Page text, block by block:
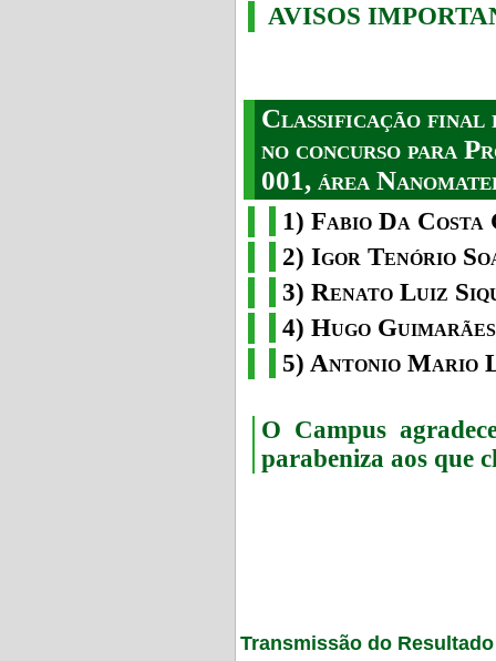
AVISOS
Classificação final
no concurso para
001, área
1) Fabio Da
2) Igor Tenório
3) Renato Luiz
4) Hugo
5) Antonio Mario
O Campus
parabeniza aos que
Transmissão do